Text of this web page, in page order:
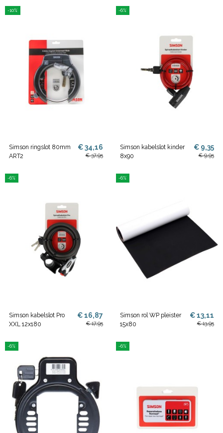
-10%
Simson ringslot 80mm
ART2
€ 34,16
€ 37,95
-6%
Simson kabelslot kinder
8x90
€ 9,35
€ 9,95
-6%
Simson kabelslot Pro
XXL 12x180
€ 16,87
€ 17,95
-6%
Simson rol WP pleister
15x80
€ 13,11
€ 13,95
-6% -6%